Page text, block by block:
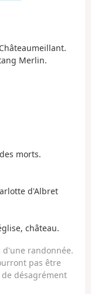
Merlin.
morts.
d'Albret
château.
d'une randonnée.
pas être
désagrément